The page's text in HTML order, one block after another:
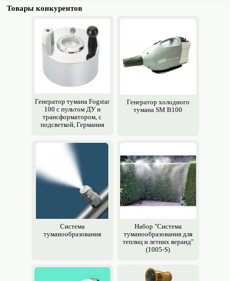
Товары конкурентов
Генератор тумана Fogstar
100 с пультом ДУ и
трансформатором, с
подсветкой, Германия
Генератор холодного
тумана SM B100
Система
туманообразования
Набор "Система
туманообразования для
теплиц и летних веранд"
(1005-S)